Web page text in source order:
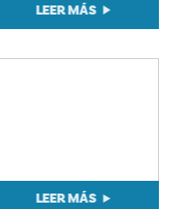
LEER MÁS
LEER MÁS